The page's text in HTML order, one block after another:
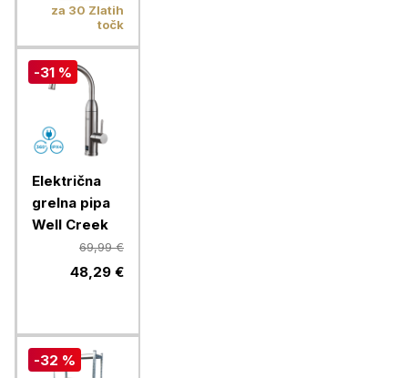
za 30 Zlatih
točk
-31 %
Električna
grelna pipa
Well Creek
69,99 €
48,29 €
-32 %